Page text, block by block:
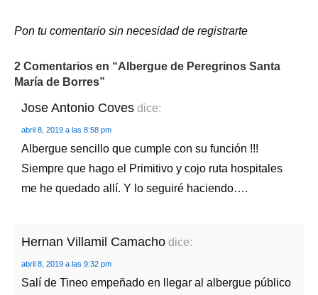
Pon tu comentario sin necesidad de registrarte
2 Comentarios en “Albergue de Peregrinos Santa
María de Borres”
Jose Antonio Coves dice:
abril 8, 2019 a las 8:58 pm
Albergue sencillo que cumple con su función !!!
Siempre que hago el Primitivo y cojo ruta hospitales
me he quedado allí. Y lo seguiré haciendo….
Hernan Villamil Camacho dice:
abril 8, 2019 a las 9:32 pm
Salí de Tineo empeñado en llegar al albergue público